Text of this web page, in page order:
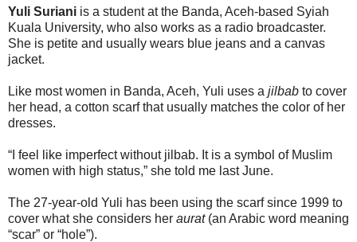
Yuli Suriani is a student at the Banda, Aceh-based Syiah
Kuala University, who also works as a radio broadcaster.
She is petite and usually wears blue jeans and a canvas
jacket.
Like most women in Banda, Aceh, Yuli uses a jilbab to cover
her head, a cotton scarf that usually matches the color of her
dresses.
“I feel like imperfect without jilbab. It is a symbol of Muslim
women with high status,” she told me last June.
The 27-year-old Yuli has been using the scarf since 1999 to
cover what she considers her aurat(an Arabic word meaning
“scar” or “hole”).